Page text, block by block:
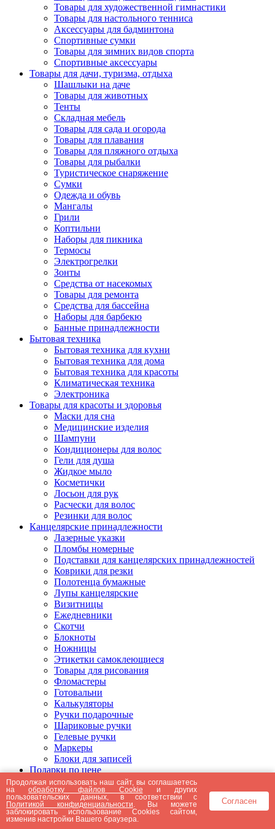
Товары для художественной гимнастики
Товары для настольного тенниса
Аксессуары для бадминтона
Спортивные сумки
Товары для зимних видов спорта
Спортивные аксессуары
Товары для дачи, туризма, отдыха
Шашлыки на даче
Товары для животных
Тенты
Складная мебель
Товары для сада и огорода
Товары для плавания
Товары для пляжного отдыха
Товары для рыбалки
Туристическое снаряжение
Сумки
Одежда и обувь
Мангалы
Грили
Коптильни
Наборы для пикника
Термосы
Электрогрелки
Зонты
Средства от насекомых
Товары для ремонта
Средства для бассейна
Наборы для барбекю
Банные принадлежности
Бытовая техника
Бытовая техника для кухни
Бытовая техника для дома
Бытовая техника для красоты
Климатическая техника
Электроника
Товары для красоты и здоровья
Маски для сна
Медицинские изделия
Шампуни
Кондиционеры для волос
Гели для душа
Жидкое мыло
Косметички
Лосьон для рук
Расчески для волос
Резинки для волос
Канцелярские принадлежности
Лазерные указки
Пломбы номерные
Подставки для канцелярских принадлежностей
Коврики для резки
Полотенца бумажные
Лупы канцелярские
Визитницы
Ежедневники
Скотчи
Блокноты
Ножницы
Этикетки самоклеющиеся
Товары для рисования
Фломастеры
Готовальни
Калькуляторы
Ручки подарочные
Шариковые ручки
Гелевые ручки
Маркеры
Блоки для записей
Подарки по цене
Подарки от 5000 рублей
Подарки до 5000 рублей
Подарки до 3000 рублей
Подарки до 2000 рублей
Подарки до 1000 рублей
Продолжая использовать наш сайт, вы соглашаетесь
наобработку файлов Cookie и других
пользовательских данных, в соответствии с
Политикой конфиденциальности . Вы можете
заблокировать использование Cookies сайтом,
изменив настройки Вашего браузера.
Согласен